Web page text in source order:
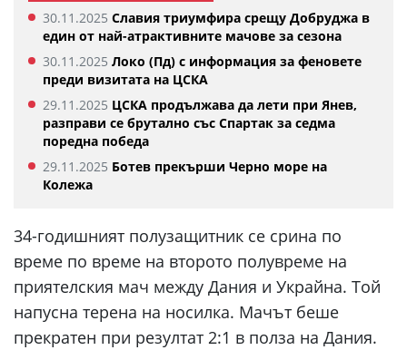
30.11.2025 Славия триумфира срещу Добруджа в
един от най-атрактивните мачове за сезона
30.11.2025 Локо (Пд) с информация за феновете
преди визитата на ЦСКА
29.11.2025 ЦСКА продължава да лети при Янев,
разправи се брутално със Спартак за седма
поредна победа
29.11.2025 Ботев прекърши Черно море на
Колежа
34-годишният полузащитник се срина по
време по време на второто полувреме на
приятелския мач между Дания и Украйна. Той
напусна терена на носилка. Мачът беше
прекратен при резултат 2:1 в полза на Дания.